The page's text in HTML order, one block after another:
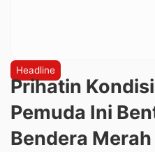
Headline
Prihatin
Pemuda Ini
Bendera